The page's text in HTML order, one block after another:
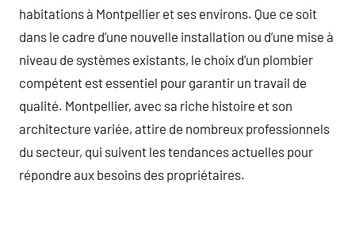
habitations à Montpellier et ses environs. Que ce soit
dans le cadre d’une nouvelle installation ou d’une mise à
niveau de systèmes existants, le choix d’un plombier
compétent est essentiel pour garantir un travail de
qualité. Montpellier, avec sa riche histoire et son
architecture variée, attire de nombreux professionnels
du secteur, qui suivent les tendances actuelles pour
répondre aux besoins des propriétaires.